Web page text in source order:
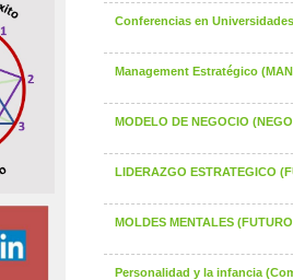
Conferencias en
Management Estratégico
MODELO DE NEGOCIO
LIDERAZGO ESTRATEGICO
MOLDES MENTALES
Personalidad y la infancia